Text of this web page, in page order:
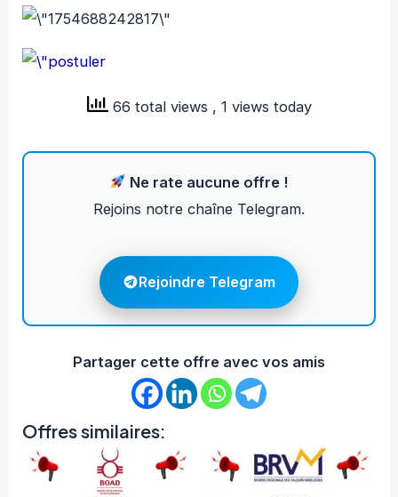
66 total views , 1 views today
Ne rate aucune offre !
Rejoins notre chaîne Telegram.
Rejoindre Telegram
Partager cette offre avec vos amis
Offres similaires: